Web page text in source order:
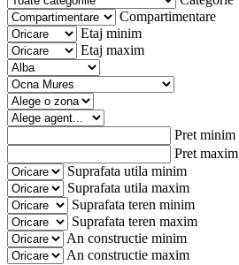
Compartimentare
Etaj minim
Etaj maxim
Pret minim
Pret maxim
Suprafata utila minim
Suprafata utila maxim
Suprafata teren minim
Suprafata teren maxim
An constructie minim
An constructie maxim